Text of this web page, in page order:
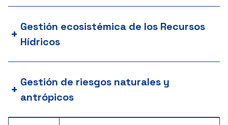
+ Gestión ecosistémica de los Recursos
Hídricos
+ Gestión de riesgos naturales y
antrópicos